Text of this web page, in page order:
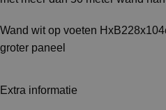
Wand wit op voeten
groter paneel
Extra informatie